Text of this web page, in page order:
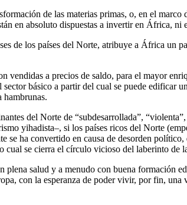
de las materias primas, o, en el
en absoluto dispuestas a invertir en África,
de los países del Norte, atribuye a África un
vendidas a precios de saldo, para el mayor
básico a partir del cual se puede
hambrunas.
del Norte de “subdesarrollada”,
yihadista–, si los países ricos del Norte
se ha convertido en causa de desorden
cual se cierra el círculo vicioso del laberinto de
salud y a menudo con buena formación
con la esperanza de poder vivir, por fin,